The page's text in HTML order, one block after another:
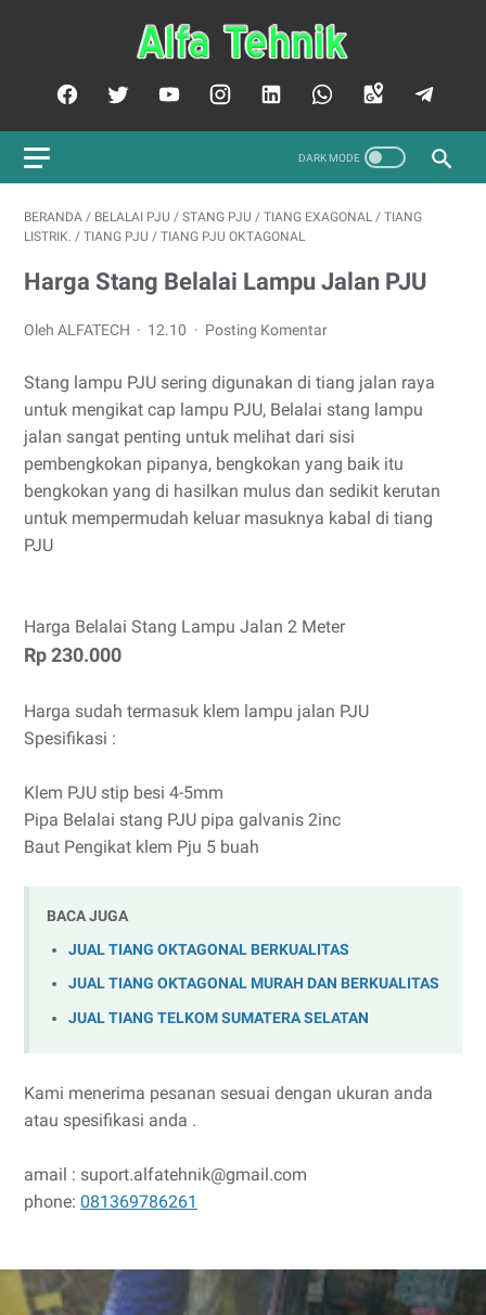
BERANDA / BELALAI PJU / STANG PJU / TIANG EXAGONAL / TIANG
LISTRIK. / TIANG PJU / TIANG PJU OKTAGONAL
Harga Stang Belalai Lampu Jalan PJU
Oleh ALFATECH 12.10 Posting Komentar
Stang lampu PJU sering digunakan di tiang jalan raya
untuk mengikat cap lampu PJU, Belalai stang lampu
jalan sangat penting untuk melihat dari sisi
pembengkokan pipanya, bengkokan yang baik itu
bengkokan yang di hasilkan mulus dan sedikit kerutan
untuk mempermudah keluar masuknya kabal di tiang
PJU
Harga Belalai Stang Lampu Jalan 2 Meter
Rp 230.000
Harga sudah termasuk klem lampu jalan PJU
Spesifikasi :
Klem PJU stip besi 4-5mm
Pipa Belalai stang PJU pipa galvanis 2inc
Baut Pengikat klem Pju 5 buah
BACA JUGA
JUAL TIANG OKTAGONAL BERKUALITAS
JUAL TIANG OKTAGONAL MURAH DAN BERKUALITAS
JUAL TIANG TELKOM SUMATERA SELATAN
Kami menerima pesanan sesuai dengan ukuran anda
atau spesifikasi anda .
amail : suport.alfatehnik@gmail.com
phone: 081369786261